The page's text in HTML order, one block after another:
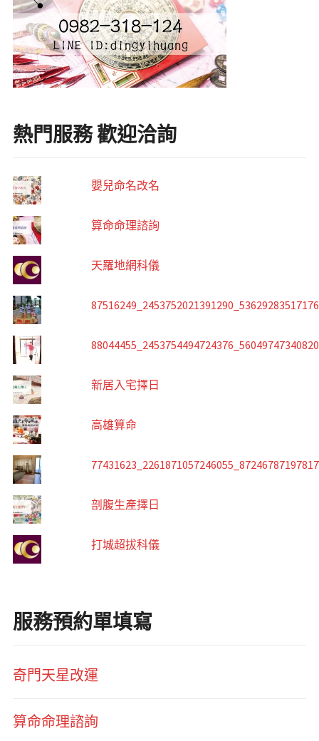
熱門服務 歡迎洽詢
嬰兒命名改名
算命命理諮詢
天羅地網科儀
新居入宅擇日
高雄算命
剖腹生產擇日
打城超拔科儀
服務預約單填寫
奇門天星改運
算命命理諮詢